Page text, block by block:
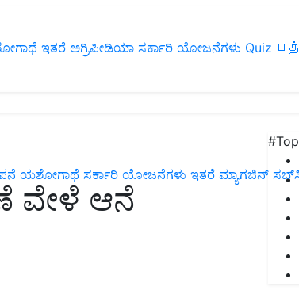
ಇತರೆ ಅಗ್ರಿಪೀಡಿಯಾ ಸರ್ಕಾರಿ ಯೋಜನೆಗಳು Quiz
ಯಶೋಗಾಥೆ ಸರ್ಕಾರಿ ಯೋಜನೆಗಳು ಇತರೆ ಮ್ಯಾಗಜಿನ್‌
ವೇಳೆ ಆನೆ